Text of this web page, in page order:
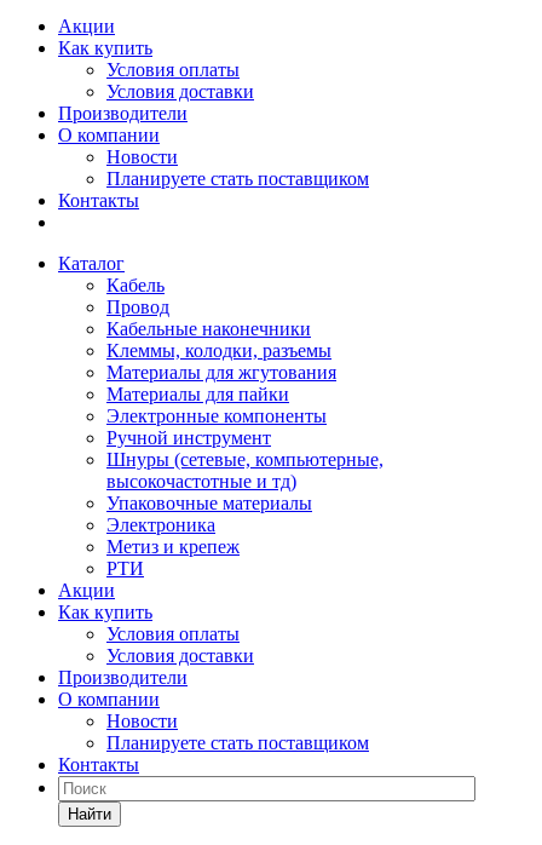
Акции
Как купить
Условия оплаты
Условия доставки
Производители
О компании
Новости
Планируете стать поставщиком
Контакты
Каталог
Кабель
Провод
Кабельные наконечники
Клеммы, колодки, разъемы
Материалы для жгутования
Материалы для пайки
Электронные компоненты
Ручной инструмент
Шнуры (сетевые, компьютерные,
высокочастотные и тд)
Упаковочные материалы
Электроника
Метиз и крепеж
РТИ
Акции
Как купить
Условия оплаты
Условия доставки
Производители
О компании
Новости
Планируете стать поставщиком
Контакты
Найти